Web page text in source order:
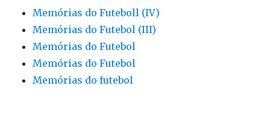
Memórias do Futeboll (IV)
Memórias do Futebol (III)
Memórias do Futebol
Memórias do Futebol
Memórias do futebol